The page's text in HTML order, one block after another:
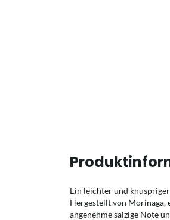
Ein leichter und
Hergestellt von Morinaga,
angenehme salzige Note